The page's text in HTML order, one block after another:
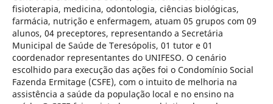
fisioterapia, medicina, odontologia, ciências biológicas,
farmácia, nutrição e enfermagem, atuam 05 grupos com 09
alunos, 04 preceptores, representando a Secretária
Municipal de Saúde de Teresópolis, 01 tutor e 01
coordenador representantes do UNIFESO. O cenário
escolhido para execução das ações foi o Condomínio Social
Fazenda Ermitage (CSFE), com o intuito de melhoria na
assistência a saúde da população local e no ensino na